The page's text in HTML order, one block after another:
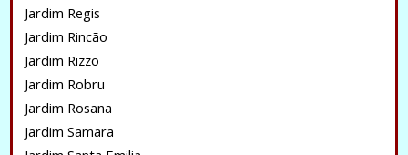
Jardim Regis
Jardim Rincão
Jardim Rizzo
Jardim Robru
Jardim Rosana
Jardim Samara